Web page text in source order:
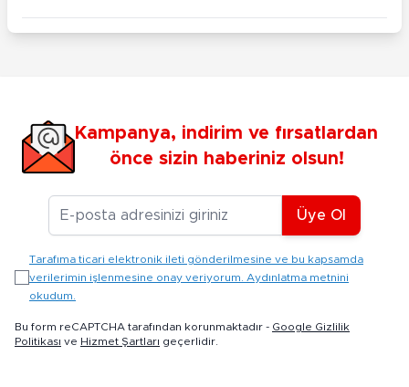
Kampanya, indirim ve fırsatlardan
önce sizin haberiniz olsun!
E-posta Adresiniz
Üye Ol
Tarafıma ticari elektronik ileti gönderilmesine ve bu kapsamda
verilerimin işlenmesine onay veriyorum. Aydınlatma metnini
okudum.
Bu form reCAPTCHA tarafından korunmaktadır - Google Gizlilik
Politikası ve Hizmet Şartları geçerlidir.